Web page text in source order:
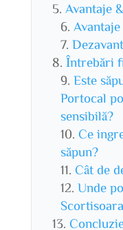
Avantaje
Avantaje
Întrebări
Este
Portocal
sensibilă?
Ce
săpun?
Cât de
Unde